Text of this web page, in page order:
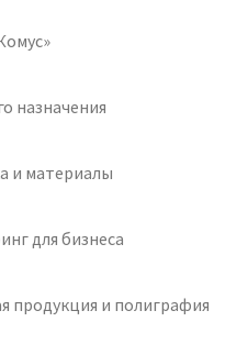
назначения
и материалы
для бизнеса
продукция и полиграфия